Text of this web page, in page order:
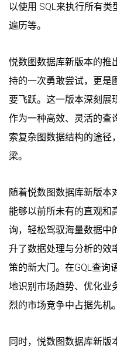
以使用 SQL来执行所有
遍历等。
悦数图数据库新版本的推
持的一次勇敢尝试，更是
要飞跃。这一版本深刻展
作为一种高效、灵活的查
索复杂图数据结构的途径
梁。
随着悦数图数据库新版本
能够以前所未有的直观和
询，轻松驾驭海量数据中
升了数据处理与分析的效
策的新大门。在GQL查询
地识别市场趋势、优化业
烈的市场竞争中占据先机。
同时，悦数图数据库新版